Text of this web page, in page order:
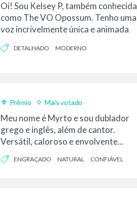
Oi! Sou Kelsey P, também conhecida
como The VO Opossum. Tenho uma
voz incrivelmente única e animada
DETALHADO MODERNO
Prêmio Mais votado
Meu nome é Myrto e sou dublador
grego e inglês, além de cantor.
Versátil, caloroso e envolvente...
ENGRAÇADO NATURAL CONFIÁVEL